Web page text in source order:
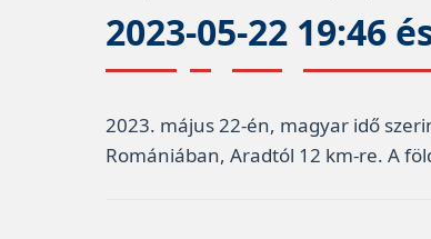
2023-05-22 19:46
2023. május 22-én, magyar idő
Romániában, Aradtól 12 km-re. A